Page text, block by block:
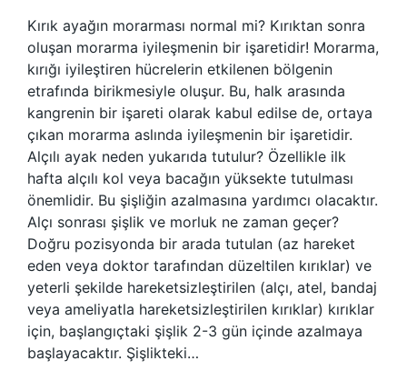
Kırık ayağın morarması normal mi? Kırıktan sonra
oluşan morarma iyileşmenin bir işaretidir! Morarma,
kırığı iyileştiren hücrelerin etkilenen bölgenin
etrafında birikmesiyle oluşur. Bu, halk arasında
kangrenin bir işareti olarak kabul edilse de, ortaya
çıkan morarma aslında iyileşmenin bir işaretidir.
Alçılı ayak neden yukarıda tutulur? Özellikle ilk
hafta alçılı kol veya bacağın yüksekte tutulması
önemlidir. Bu şişliğin azalmasına yardımcı olacaktır.
Alçı sonrası şişlik ve morluk ne zaman geçer?
Doğru pozisyonda bir arada tutulan (az hareket
eden veya doktor tarafından düzeltilen kırıklar) ve
yeterli şekilde hareketsizleştirilen (alçı, atel, bandaj
veya ameliyatla hareketsizleştirilen kırıklar) kırıklar
için, başlangıçtaki şişlik 2-3 gün içinde azalmaya
başlayacaktır. Şişlikteki…